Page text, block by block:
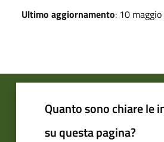
Ultimo aggiornamento: 10
Quanto sono chiare le
su questa pagina?